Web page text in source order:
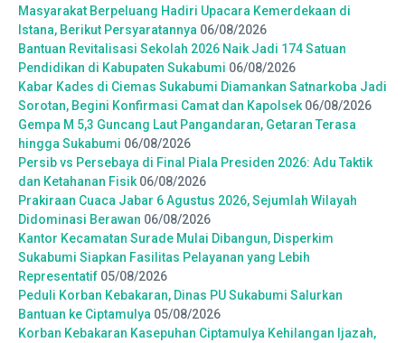
Masyarakat Berpeluang Hadiri Upacara Kemerdekaan di
Istana, Berikut Persyaratannya 06/08/2026
Bantuan Revitalisasi Sekolah 2026 Naik Jadi 174 Satuan
Pendidikan di Kabupaten Sukabumi 06/08/2026
Kabar Kades di Ciemas Sukabumi Diamankan Satnarkoba Jadi
Sorotan, Begini Konfirmasi Camat dan Kapolsek 06/08/2026
Gempa M 5,3 Guncang Laut Pangandaran, Getaran Terasa
hingga Sukabumi 06/08/2026
Persib vs Persebaya di Final Piala Presiden 2026: Adu Taktik
dan Ketahanan Fisik 06/08/2026
Prakiraan Cuaca Jabar 6 Agustus 2026, Sejumlah Wilayah
Didominasi Berawan 06/08/2026
Kantor Kecamatan Surade Mulai Dibangun, Disperkim
Sukabumi Siapkan Fasilitas Pelayanan yang Lebih
Representatif 05/08/2026
Peduli Korban Kebakaran, Dinas PU Sukabumi Salurkan
Bantuan ke Ciptamulya 05/08/2026
Korban Kebakaran Kasepuhan Ciptamulya Kehilangan Ijazah,